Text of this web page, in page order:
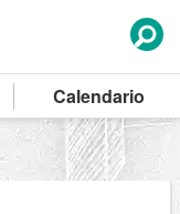
Calendario